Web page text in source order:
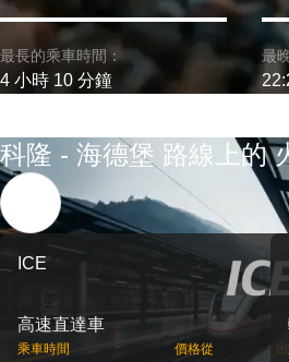
最長的乘車時間：
4 小時 10 分鐘
最
科隆 - 海德堡 路線上的
ICE
高速直達車
乘車時間 價格從